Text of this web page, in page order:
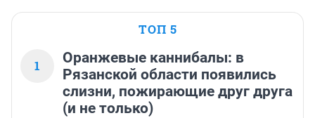
ТОП 5
1
Оранжевые каннибалы: в
Рязанской области появились
слизни, пожирающие друг друга
(и не только)